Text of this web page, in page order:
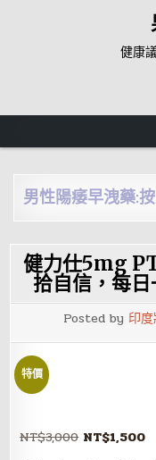
健康
男性陽痿早洩藥:
健力仕5mg
拾自信，每
Posted by 印
特價
NT$3,000 原
NT$1,500目